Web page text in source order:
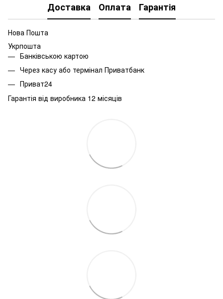
Доставка Оплата Гарантія
Нова Пошта
Укрпошта
Банківською картою
Через касу або термінал Приватбанк
Приват24
Гарантія від виробника 12 місяців